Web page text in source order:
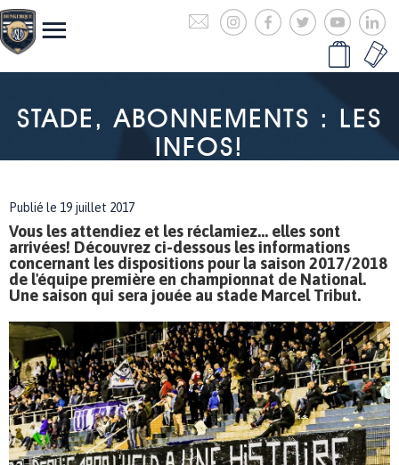
STADE, ABONNEMENTS : LES
INFOS!
Publié le 19 juillet 2017
Vous les attendiez et les réclamiez... elles sont
arrivées! Découvrez ci-dessous les informations
concernant les dispositions pour la saison 2017/2018
de l'équipe première en championnat de National.
Une saison qui sera jouée au stade Marcel Tribut.